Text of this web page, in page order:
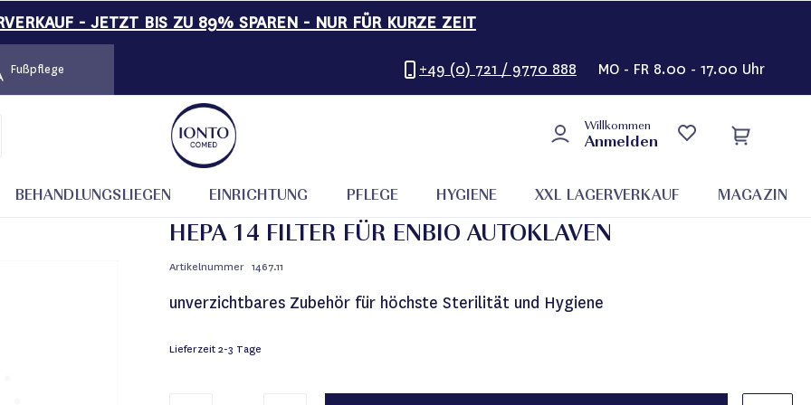
- JETZT BIS ZU 89% SPAREN - NUR FÜR KURZE ZEIT
Fußpflege +49 (0) 721 / 9770 888 MO - FR 8.00 - 17.00 Uhr
Willkommen
Anmelden
BEHANDLUNGSLIEGEN EINRICHTUNG PFLEGE HYGIENE XXL LAGERVERKAUF MAGAZIN
HEPA 14 FILTER FÜR ENBIO AUTOKLAVEN
Artikelnummer 1467.11
unverzichtbares Zubehör für höchste Sterilität und Hygiene
Lieferzeit2-3 Tage